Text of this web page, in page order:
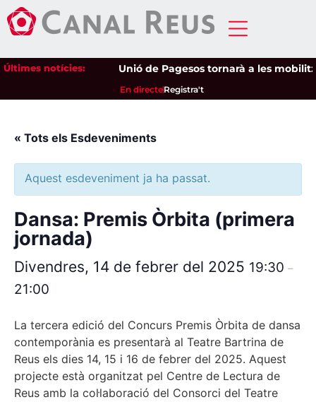
Últimes notícies: Unió de Pagesos tornarà a les
En directeRegistra't
« Tots els Esdeveniments
Aquest esdeveniment ja ha passat.
Dansa: Premis Òrbita (primera
jornada)
Divendres, 14 de febrer del 2025 19:30 –
21:00
La tercera edició del Concurs Premis Òrbita de dansa
contemporània es presentarà al Teatre Bartrina de
Reus els dies 14, 15 i 16 de febrer del 2025. Aquest
projecte està organitzat pel Centre de Lectura de
Reus amb la col·laboració del Consorci del Teatre